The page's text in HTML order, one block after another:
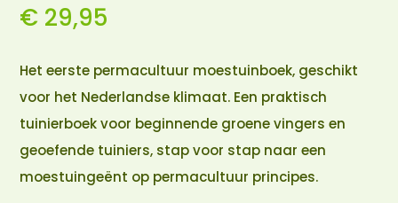
€ 29,95
Het eerste permacultuur moestuinboek, geschikt
voor het Nederlandse klimaat. Een praktisch
tuinierboek voor beginnende groene vingers en
geoefende tuiniers, stap voor stap naar een
moestuingeënt op permacultuur principes.